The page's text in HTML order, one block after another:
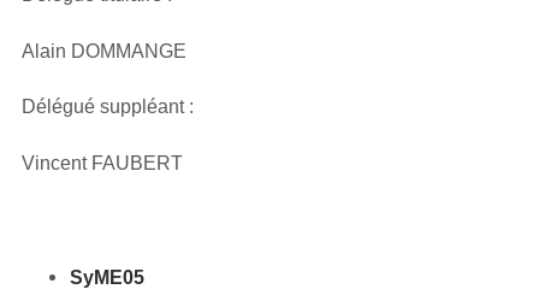
Alain DOMMANGE
Délégué suppléant :
Vincent FAUBERT
SyME05